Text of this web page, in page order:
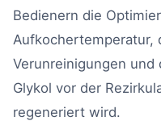
Bedienern die
Aufkochertemperatur,
Verunreinigungen und
Glykol vor der
regeneriert wird.